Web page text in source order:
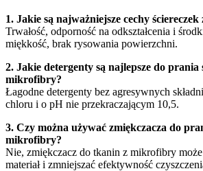
1. Jakie są najważniejsze cechy
Trwałość, odporność na odkształcenia i
miękkość, brak rysowania powierzchni.
2. Jakie detergenty są najlepsze do prania
mikrofibry?
Łagodne detergenty bez agresywnych
chloru i o pH nie przekraczającym 10,5.
3. Czy można używać zmiękczacza do
mikrofibry?
Nie, zmiękczacz do tkanin z mikrofibry
materiał i zmniejszać efektywność